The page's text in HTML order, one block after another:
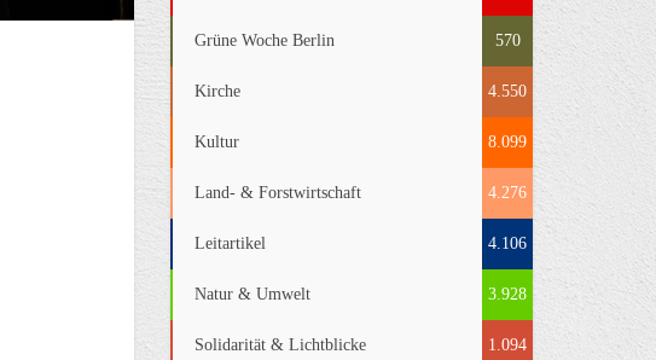
Grüne Woche Berlin 570
Kirche 4.550
Kultur 8.099
Land- & Forstwirtschaft 4.276
Leitartikel 4.106
Natur & Umwelt 3.928
Solidarität & Lichtblicke 1.094